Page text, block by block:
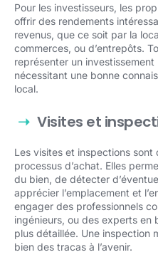
Pour les investisseurs, les
offrir des rendements
revenus, que ce soit par la
commerces, ou d’entrepôts.
représenter un
nécessitant une bonne
local.
Visites et
Les visites et inspections
processus d’achat. Elles
du bien, de détecter
apprécier l’emplacement et
engager des professionnels
ingénieurs, ou des experts en
plus détaillée. Une inspection
bien des tracas à l’avenir.